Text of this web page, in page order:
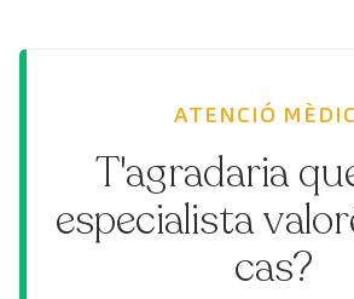
ATENCIÓ
T'agradaria
especialista
cas?